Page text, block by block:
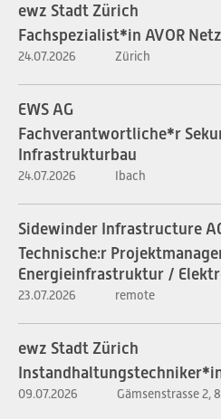
ewz Stadt Zürich
Fachspezialist*in AVOR
24.07.2026 Zürich
EWS AG
Fachverantwortliche*r
Infrastrukturbau
24.07.2026 Ibach
Sidewinder Infrastructure
Technische:r
Energieinfrastruktur /
23.07.2026 remote
ewz Stadt Zürich
09.07.2026 Gämsenstrasse 2,